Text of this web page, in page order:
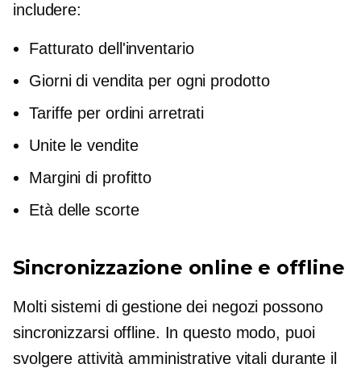
includere:
Fatturato dell'inventario
Giorni di vendita per ogni prodotto
Tariffe per ordini arretrati
Unite le vendite
Margini di profitto
Età delle scorte
Sincronizzazione online e offline
Molti sistemi di gestione dei negozi possono
sincronizzarsi offline. In questo modo, puoi
svolgere attività amministrative vitali durante il